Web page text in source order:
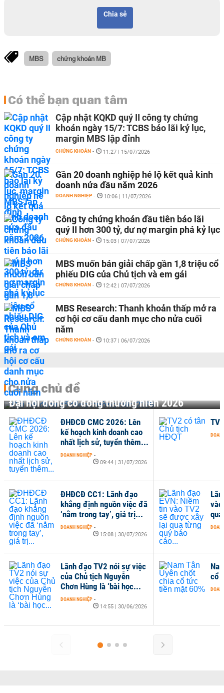
Chia sẻ
MBS chứng khoán MB
Có thể bạn quan tâm
Cập nhật KQKD quý II công ty chứng
khoán ngày 15/7: TCBS báo lãi kỷ lục,
margin MBS lập đỉnh
CHỨNG KHOÁN - 11:27 | 15/07/2026
Gần 20 doanh nghiệp hé lộ kết quả kinh
doanh nửa đầu năm 2026
DOANH NGHIỆP - 10:06 | 11/07/2026
Công ty chứng khoán đầu tiên báo lãi
quý II hơn 300 tỷ, dư nợ margin phá kỷ lục
CHỨNG KHOÁN - 15:03 | 07/07/2026
MBS muốn bán giải chấp gần 1,8 triệu cổ
phiếu DIG của Chủ tịch và em gái
CHỨNG KHOÁN - 12:42 | 07/07/2026
MBS Research: Thanh khoản thấp mở ra
cơ hội cơ cấu danh mục cho nửa cuối
năm
CHỨNG KHOÁN - 10:37 | 06/07/2026
Cùng chủ đề
Đại hội đồng cổ đông thường niên 2026
ĐHĐCĐ CMC 2026: Lên
kế hoạch kinh doanh cao
nhất lịch sử, tuyển thêm...
DOANH NGHIỆP -
09:44 | 31/07/2026
ĐHĐCĐ CC1: Lãnh đạo
khẳng định nguồn việc đã
‘nằm trong tay’, giá trị...
DOANH NGHIỆP -
15:08 | 30/07/2026
Lãnh đạo TV2 nói sự việc
của Chủ tịch Nguyễn
Chơn Hùng là ‘bài học...
DOANH NGHIỆP -
14:55 | 30/06/2026
cổ